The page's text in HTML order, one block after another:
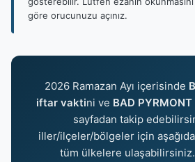
göre orucunuzu açınız.
2026 Ramazan Ayı içerisinde
iftar vaktini ve BAD
sayfadan takip
iller/ilçeler/bölgeler için
tüm ülkelere ulaşabilirsiniz.